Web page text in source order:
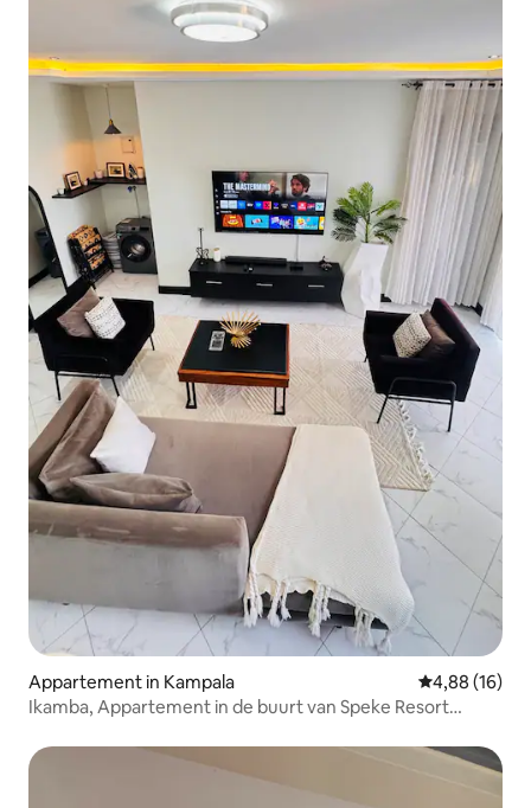
Appartement in Kampala Gemiddelde
4,88 (16)
Ikamba, Appartement in de buurt van Speke Resort